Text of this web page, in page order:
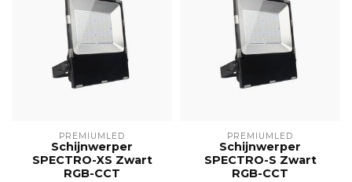
PREMIUMLED
Schijnwerper
SPECTRO-XS Zwart
RGB-CCT
PREMIUMLED
Schijnwerper
SPECTRO-S Zwart
RGB-CCT